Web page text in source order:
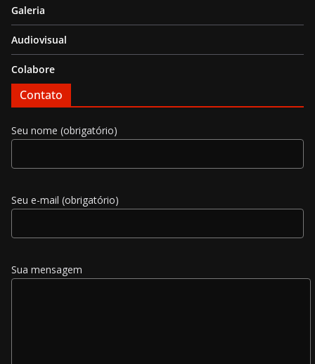
Galeria
Audiovisual
Colabore
Contato
Seu nome (obrigatório)
Seu e-mail (obrigatório)
Sua mensagem